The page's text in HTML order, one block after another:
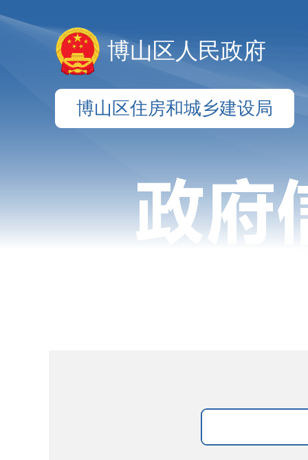
博山区人民政府
博山区住房和城乡建设局